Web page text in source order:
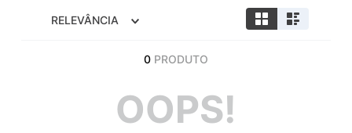
RELEVÂNCIA
0 PRODUTO
OOPS!